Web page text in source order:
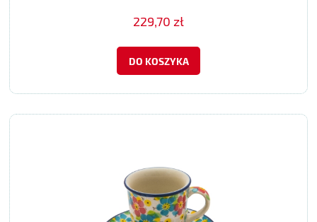
229,70 zł
DO KOSZYKA